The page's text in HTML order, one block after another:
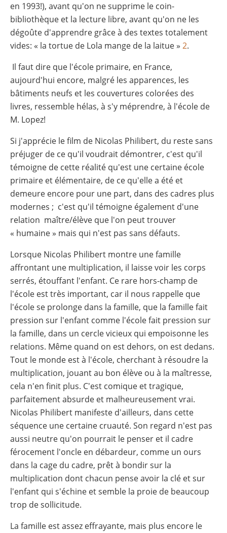
en 1993!), avant qu'on ne supprime le coin-
bibliothèque et la lecture libre, avant qu'on ne les
dégoûte d'apprendre grâce à des textes totalement
vides: « la tortue de Lola mange de la laitue » 2.
Il faut dire que l'école primaire, en France,
aujourd'hui encore, malgré les apparences, les
bâtiments neufs et les couvertures colorées des
livres, ressemble hélas, à s'y méprendre, à l'école de
M. Lopez!
Si j'apprécie le film de Nicolas Philibert, du reste sans
préjuger de ce qu'il voudrait démontrer, c'est qu'il
témoigne de cette réalité qu'est une certaine école
primaire et élémentaire, de ce qu'elle a été et
demeure encore pour une part, dans des cadres plus
modernes ; c'est qu'il témoigne également d'une
relation maître/élève que l'on peut trouver
« humaine » mais qui n'est pas sans défauts.
Lorsque Nicolas Philibert montre une famille
affrontant une multiplication, il laisse voir les corps
serrés, étouffant l'enfant. Ce rare hors-champ de
l'école est très important, car il nous rappelle que
l'école se prolonge dans la famille, que la famille fait
pression sur l'enfant comme l'école fait pression sur
la famille, dans un cercle vicieux qui empoisonne les
relations. Même quand on est dehors, on est dedans.
Tout le monde est à l'école, cherchant à résoudre la
multiplication, jouant au bon élève ou à la maîtresse,
cela n'en finit plus. C'est comique et tragique,
parfaitement absurde et malheureusement vrai.
Nicolas Philibert manifeste d'ailleurs, dans cette
séquence une certaine cruauté. Son regard n'est pas
aussi neutre qu'on pourrait le penser et il cadre
férocement l'oncle en débardeur, comme un ours
dans la cage du cadre, prêt à bondir sur la
multiplication dont chacun pense avoir la clé et sur
l'enfant qui s'échine et semble la proie de beaucoup
trop de sollicitude.
La famille est assez effrayante, mais plus encore le